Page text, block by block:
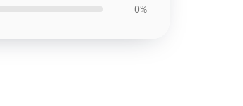
0%